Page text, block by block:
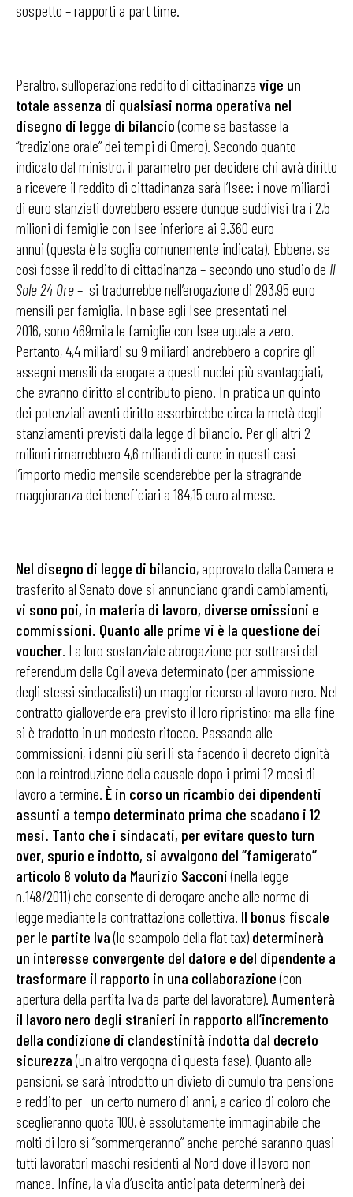
sospetto – rapporti a part time.
Peraltro, sull’operazione reddito di cittadinanza vige un
totale assenza di qualsiasi norma operativa nel
disegno di legge di bilancio(come se bastasse la
“tradizione orale” dei tempi di Omero). Secondo quanto
indicato dal ministro, il parametro per decidere chi avrà diritto
a ricevere il reddito di cittadinanza sarà l’Isee: i nove miliardi
di euro stanziati dovrebbero essere dunque suddivisi tra i 2,5
milioni di famiglie con Isee inferiore ai 9.360 euro
annui (questa è la soglia comunemente indicata). Ebbene, se
così fosse il reddito di cittadinanza – secondo uno studio de Il
Sole 24 Ore– si tradurrebbe nell’erogazione di 293,95 euro
mensili per famiglia. In base agli Isee presentati nel
2016, sono 469mila le famiglie con Isee uguale a zero.
Pertanto, 4,4 miliardi su 9 miliardi andrebbero a coprire gli
assegni mensili da erogare a questi nuclei più svantaggiati,
che avranno diritto al contributo pieno. In pratica un quinto
dei potenziali aventi diritto assorbirebbe circa la metà degli
stanziamenti previsti dalla legge di bilancio. Per gli altri 2
milioni rimarrebbero 4,6 miliardi di euro: in questi casi
l’importo medio mensile scenderebbe per la stragrande
maggioranza dei beneficiari a 184,15 euro al mese.
Nel disegno di legge di bilancio, approvato dalla Camera e
trasferito al Senato dove si annunciano grandi cambiamenti,
vi sono poi, in materia di lavoro, diverse omissioni e
commissioni. Quanto alle prime vi è la questione dei
voucher. La loro sostanziale abrogazione per sottrarsi dal
referendum della Cgil aveva determinato (per ammissione
degli stessi sindacalisti) un maggior ricorso al lavoro nero. Nel
contratto gialloverde era previsto il loro ripristino; ma alla fine
si è tradotto in un modesto ritocco. Passando alle
commissioni, i danni più seri li sta facendo il decreto dignità
con la reintroduzione della causale dopo i primi 12 mesi di
lavoro a termine. È in corso un ricambio dei dipendenti
assunti a tempo determinato prima che scadano i 12
mesi. Tanto che i sindacati, per evitare questo turn
over, spurio e indotto, si avvalgono del ‘’famigerato’’
articolo 8 voluto da Maurizio Sacconi(nella legge
n.148/2011) che consente di derogare anche alle norme di
legge mediante la contrattazione collettiva. Il bonus fiscale
per le partite Iva(lo scampolo della flat tax) determinerà
un interesse convergente del datore e del dipendente a
trasformare il rapporto in una collaborazione(con
apertura della partita Iva da parte del lavoratore). Aumenterà
il lavoro nero degli stranieri in rapporto all’incremento
della condizione di clandestinità indotta dal decreto
sicurezza(un altro vergogna di questa fase). Quanto alle
pensioni, se sarà introdotto un divieto di cumulo tra pensione
e reddito per un certo numero di anni, a carico di coloro che
sceglieranno quota 100, è assolutamente immaginabile che
molti di loro si “sommergeranno” anche perché saranno quasi
tutti lavoratori maschi residenti al Nord dove il lavoro non
manca. Infine, la via d’uscita anticipata determinerà dei